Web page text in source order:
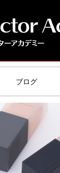
ブログ